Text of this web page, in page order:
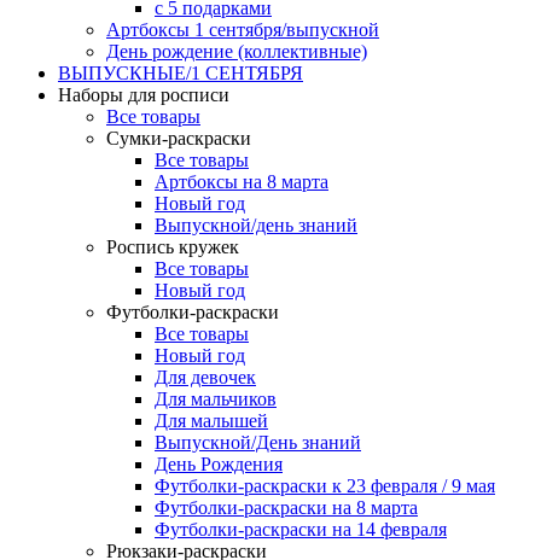
с 5 подарками
Артбоксы 1 сентября/выпускной
День рождение (коллективные)
ВЫПУСКНЫЕ/1 СЕНТЯБРЯ
Наборы для росписи
Все товары
Сумки-раскраски
Все товары
Артбоксы на 8 марта
Новый год
Выпускной/день знаний
Роспись кружек
Все товары
Новый год
Футболки-раскраски
Все товары
Новый год
Для девочек
Для мальчиков
Для малышей
Выпускной/День знаний
День Рождения
Футболки-раскраски к 23 февраля / 9 мая
Футболки-раскраски на 8 марта
Футболки-раскраски на 14 февраля
Рюкзаки-раскраски